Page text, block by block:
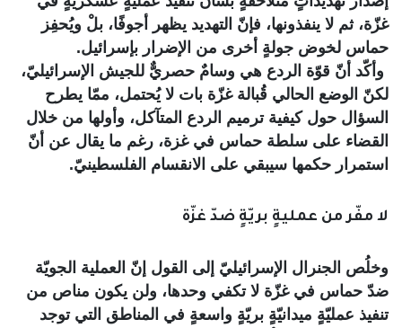
غزّة، ثم لا ينفذونها، فإنّ التهديد يظهر أجوفًا، بلْ ويُحفِز
حماس لخوض جولةٍ أخرى من الإضرار بإسرائيل.
وأكّد أنّ قوّة الردع هي وسامٌ حصريٌّ للجيش الإسرائيليّ،
لكنّ الوضع الحالي قُبالة غزّة بات لا يُحتمل، ممّا يطرح
السؤال حول كيفية ترميم الردع المتآكل، وأولها من خلال
القضاء على سلطة حماس في غزة، رغم ما يقال عن أنّ
استمرار حكمها سيبقي على الانقسام الفلسطينيّ.
لا مفّر من عمليةٍ بريّةٍ ضدّ غزّة
وخلُص الجنرال الإسرائيليّ إلى القول إنّ العملية الجويّة
ضدّ حماس في غزّة لا تكفي وحدها، ولن يكون مناص من
تنفيذ عمليّةٍ ميدانيّةٍ بريّةٍ واسعةٍ في المناطق التي توجد